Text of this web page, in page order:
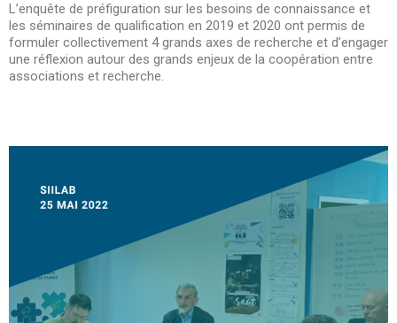
L’enquête de préfiguration sur les besoins de connaissance et
les séminaires de qualification en 2019 et 2020 ont permis de
formuler collectivement 4 grands axes de recherche et d’engager
une réflexion autour des grands enjeux de la coopération entre
associations et recherche.